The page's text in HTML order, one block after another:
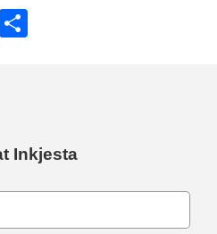
LinkedIn
Inkjesta